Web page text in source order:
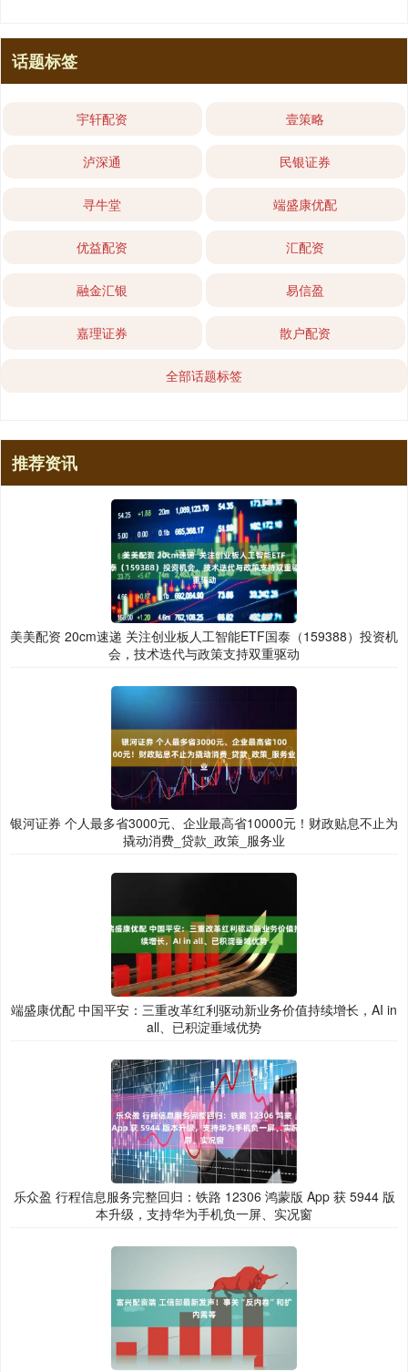
话题标签
宇轩配资 壹策略
泸深通 民银证券
寻牛堂 端盛康优配
优益配资 汇配资
融金汇银 易信盈
嘉理证券 散户配资
全部话题标签
推荐资讯
美美配资 20cm速递 关注创业板人工智能ETF国泰（159388）投资机
会，技术迭代与政策支持双重驱动
银河证券 个人最多省3000元、企业最高省10000元！财政贴息不止为
撬动消费_贷款_政策_服务业
端盛康优配 中国平安：三重改革红利驱动新业务价值持续增长，AI in
all、已积淀垂域优势
乐众盈 行程信息服务完整回归：铁路 12306 鸿蒙版 App 获 5944 版
本升级，支持华为手机负一屏、实况窗